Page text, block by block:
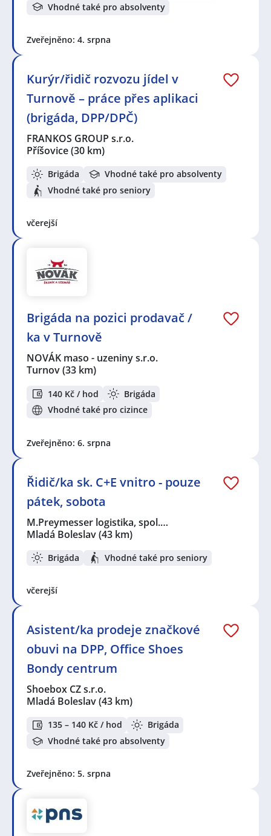
Vhodné také pro absolventy
Zveřejněno: 4. srpna
Kurýr/řidič rozvozu jídel v
Turnově – práce přes aplikaci
(brigáda, DPP/DPČ)
FRANKOS GROUP s.r.o.
Příšovice(30 km)
Brigáda
Vhodné také pro absolventy
Vhodné také pro seniory
včerejší
Brigáda na pozici prodavač /
ka v Turnově
NOVÁK maso - uzeniny s.r.o.
Turnov(33 km)
140 Kč / hod
Brigáda
Vhodné také pro cizince
Zveřejněno: 6. srpna
Řidič/ka sk. C+E vnitro - pouze
pátek, sobota
M.Preymesser logistika, spol.…
Mladá Boleslav(43 km)
Brigáda Vhodné také pro seniory
včerejší
Asistent/ka prodeje značkové
obuvi na DPP, Office Shoes
Bondy centrum
Shoebox CZ s.r.o.
Mladá Boleslav(43 km)
135 – 140 Kč / hod
Brigáda
Vhodné také pro absolventy
Zveřejněno: 5. srpna